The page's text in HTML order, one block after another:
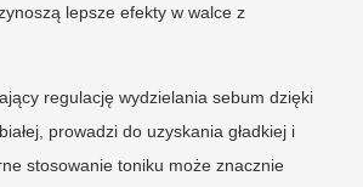
lepsze efekty w walce z
regulację wydzielania sebum dzięki
prowadzi do uzyskania gładkiej i
stosowanie toniku może znacznie